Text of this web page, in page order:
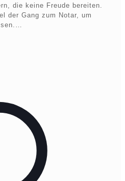
die keine Freude bereiten.
der Gang zum Notar, um